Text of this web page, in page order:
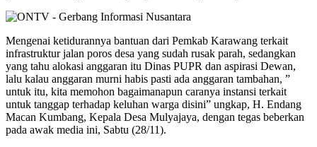
Mengenai ketidurannya bantuan dari Pemkab Karawang terkait
infrastruktur jalan poros desa yang sudah rusak parah, sedangkan
yang tahu alokasi anggaran itu Dinas PUPR dan aspirasi Dewan,
lalu kalau anggaran murni habis pasti ada anggaran tambahan, ”
untuk itu, kita memohon bagaimanapun caranya instansi terkait
untuk tanggap terhadap keluhan warga disini” ungkap, H. Endang
Macan Kumbang, Kepala Desa Mulyajaya, dengan tegas beberkan
pada awak media ini, Sabtu (28/11).